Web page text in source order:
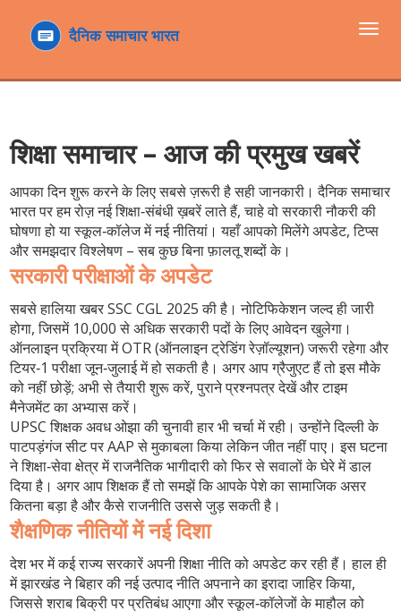
टॉगल
शिक्षा समाचार – आज की प्रमुख खबरें
आपका दिन शुरू करने के लिए सबसे ज़रूरी है सही जानकारी। दैनिक समाचार
भारत पर हम रोज़ नई शिक्षा‑संबंधी ख़बरें लाते हैं, चाहे वो सरकारी नौकरी की
घोषणा हो या स्कूल‑कॉलेज में नई नीतियां। यहाँ आपको मिलेंगे अपडेट, टिप्स
और समझदार विश्लेषण – सब कुछ बिना फ़ालतू शब्दों के।
सरकारी परीक्षाओं के अपडेट
सबसे हालिया खबर SSC CGL 2025 की है। नोटिफिकेशन जल्द ही जारी
होगा, जिसमें 10,000 से अधिक सरकारी पदों के लिए आवेदन खुलेगा।
ऑनलाइन प्रक्रिया में OTR (ऑनलाइन ट्रेडिंग रेज़ॉल्यूशन) जरूरी रहेगा और
टियर‑1 परीक्षा जून‑जुलाई में हो सकती है। अगर आप ग्रैजुएट हैं तो इस मौके
को नहीं छोड़ें; अभी से तैयारी शुरू करें, पुराने प्रश्नपत्र देखें और टाइम
मैनेजमेंट का अभ्यास करें।
UPSC शिक्षक अवध ओझा की चुनावी हार भी चर्चा में रही। उन्होंने दिल्ली के
पाटपड़ंगंज सीट पर AAP से मुकाबला किया लेकिन जीत नहीं पाए। इस घटना
ने शिक्षा‑सेवा क्षेत्र में राजनैतिक भागीदारी को फिर से सवालों के घेरे में डाल
दिया है। अगर आप शिक्षक हैं तो समझें कि आपके पेशे का सामाजिक असर
कितना बड़ा है और कैसे राजनीति उससे जुड़ सकती है।
शैक्षणिक नीतियों में नई दिशा
देश भर में कई राज्य सरकारें अपनी शिक्षा नीति को अपडेट कर रही हैं। हाल ही
में झारखंड ने बिहार की नई उत्पाद नीति अपनाने का इरादा जाहिर किया,
जिससे शराब बिक्री पर प्रतिबंध आएगा और स्कूल‑कॉलेजों के माहौल को